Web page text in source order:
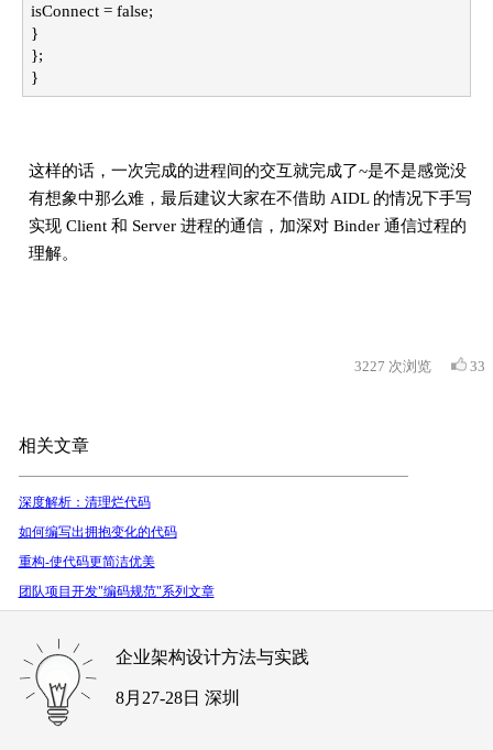
isConnect = false;
}
};
}
这样的话，一次完成的进程间的交互就完成了~是不是感觉没
有想象中那么难，最后建议大家在不借助 AIDL 的情况下手写
实现 Client 和 Server 进程的通信，加深对 Binder 通信过程的
理解。
3227 次浏览 33
相关文章
深度解析：清理烂代码
如何编写出拥抱变化的代码
重构-使代码更简洁优美
团队项目开发"编码规范"系列文章